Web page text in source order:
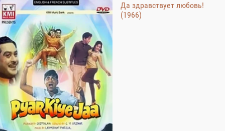
Да здравствует любовь!
(1966)